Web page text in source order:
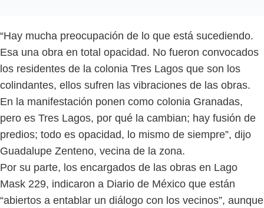
“Hay mucha preocupación de lo que está sucediendo.
Esa una obra en total opacidad. No fueron convocados
los residentes de la colonia Tres Lagos que son los
colindantes, ellos sufren las vibraciones de las obras.
En la manifestación ponen como colonia Granadas,
pero es Tres Lagos, por qué la cambian; hay fusión de
predios; todo es opacidad, lo mismo de siempre”, dijo
Guadalupe Zenteno, vecina de la zona.
Por su parte, los encargados de las obras en Lago
Mask 229, indicaron a Diario de México que están
“abiertos a entablar un diálogo con los vecinos”, aunque